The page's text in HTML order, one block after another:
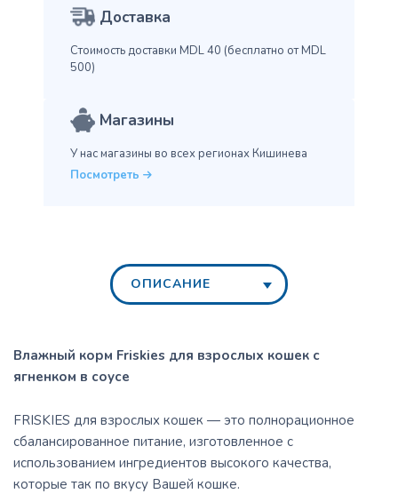
Доставка
Стоимость доставки MDL 40 (бесплатно от MDL
500)
Магазины
У нас магазины во всех регионах Кишинева
Посмотреть
ОПИСАНИЕ
Влажный корм Friskies для взрослых кошек с
ягненком в соусе
​FRISKIES для взрослых кошек — это полнорационное
сбалансированное питание, изготовленное с
использованием ингредиентов высокого качества,
которые так по вкусу Вашей кошке.